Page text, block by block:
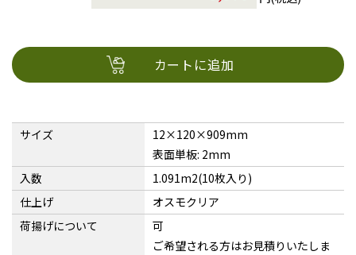
カートに追加
サイズ
12×120×909mm
表面単板: 2mm
入数
1.091m2(10枚入り)
仕上げ
オスモクリア
荷揚げについて
可
ご希望される方はお見積りいたしま